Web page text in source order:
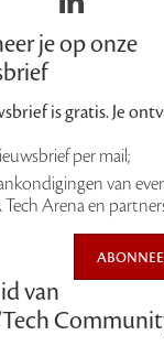
je op onze
is gratis. Je
per mail;
van
Tech Arena en
van